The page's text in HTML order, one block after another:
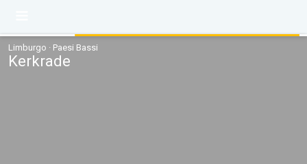
Limburgo · Paesi Bassi
Kerkrade